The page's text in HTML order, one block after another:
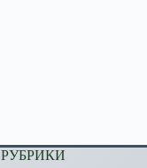
РУБРИКИ